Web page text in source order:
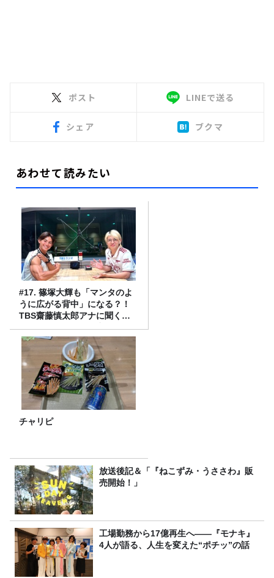
ポスト LINEで送る
シェア ブクマ
あわせて読みたい
#17. 篠塚大輝も「マンタのよ
うに広がる背中」になる？！
TBS齋藤慎太郎アナに聞くメ
ンズフィジークの魅力！！
チャリピ
放送後記＆「『ねこずみ・うささわ』販
売開始！」
工場勤務から17億再生へ——『モナキ』
4人が語る、人生を変えた“ポチッ”の話